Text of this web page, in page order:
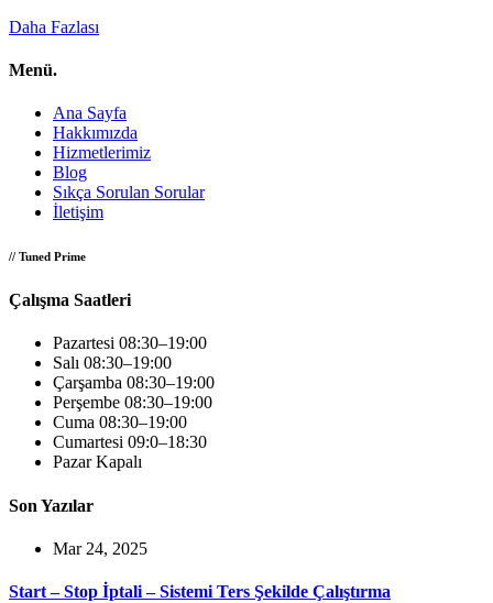
Daha Fazlası
Menü.
Ana Sayfa
Hakkımızda
Hizmetlerimiz
Blog
Sıkça Sorulan Sorular
İletişim
// Tuned Prime
Çalışma Saatleri
Pazartesi 08:30–19:00
Salı 08:30–19:00
Çarşamba 08:30–19:00
Perşembe 08:30–19:00
Cuma 08:30–19:00
Cumartesi 09:0–18:30
PazarKapalı
Son Yazılar
Mar 24, 2025
Start – Stop İptali – Sistemi Ters Şekilde Çalıştırma